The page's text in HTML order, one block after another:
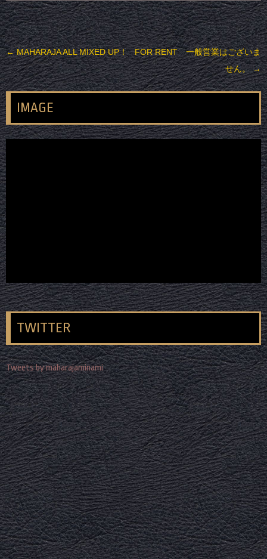
投稿ナビゲーション
←MAHARAJA ALL MIXED UP！
FOR RENT 一般営業はございま
せん。→
IMAGE
TWITTER
Tweets by maharajaminami